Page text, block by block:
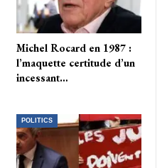
Michel Rocard en 1987 :
l’maquette certitude d’un
incessant…
POLITICS